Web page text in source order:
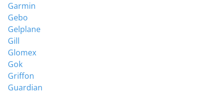
Garmin
Gebo
Gelplane
Gill
Glomex
Gok
Griffon
Guardian